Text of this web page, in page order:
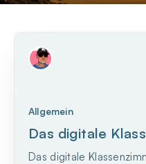
Allgemein
Das digitale
Das digitale